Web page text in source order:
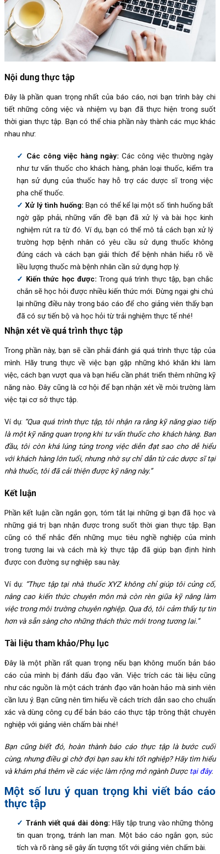
Nội dung thực tập
Đây là phần quan trọng nhất của báo cáo, nơi bạn trình bày chi
tiết những công việc và nhiệm vụ bạn đã thực hiện trong suốt
thời gian thực tập. Bạn có thể chia phần này thành các mục khác
nhau như:
Các công việc hàng ngày: Các công việc thường ngày
như tư vấn thuốc cho khách hàng, phân loại thuốc, kiểm tra
hạn sử dụng của thuốc hay hỗ trợ các dược sĩ trong việc
pha chế thuốc.
Xử lý tình huống: Bạn có thể kể lại một số tình huống bất
ngờ gặp phải, những vấn đề bạn đã xử lý và bài học kinh
nghiệm rút ra từ đó. Ví dụ, bạn có thể mô tả cách bạn xử lý
trường hợp bệnh nhân có yêu cầu sử dụng thuốc không
đúng cách và cách bạn giải thích để bệnh nhân hiểu rõ về
liều lượng thuốc mà bệnh nhân cần sử dụng hợp lý.
Kiến thức học được: Trong quá trình thực tập, bạn chắc
chắn sẽ học hỏi được nhiều kiến thức mới. Đừng ngại ghi chú
lại những điều này trong báo cáo để cho giảng viên thấy bạn
đã có sự tiến bộ và học hỏi từ trải nghiệm thực tế nhé!
Nhận xét về quá trình thực tập
Trong phần này, bạn sẽ cần phải đánh giá quá trình thực tập của
mình. Hãy trung thực về việc bạn gặp những khó khăn khi làm
việc, cách bạn vượt qua và bạn hiểu cần phát triển thêm những kỹ
năng nào. Đây cũng là cơ hội để bạn nhận xét về môi trường làm
việc tại cơ sở thực tập.
Ví dụ: “Qua quá trình thực tập, tôi nhận ra rằng kỹ năng giao tiếp
là một kỹ năng quan trọng khi tư vấn thuốc cho khách hàng. Ban
đầu, tôi còn khá lúng túng trong việc diễn đạt sao cho dễ hiểu
với khách hàng lớn tuổi, nhưng nhờ sự chỉ dẫn từ các dược sĩ tại
nhà thuốc, tôi đã cải thiện được kỹ năng này.”
Kết luận
Phần kết luận cần ngắn gọn, tóm tắt lại những gì bạn đã học và
những giá trị bạn nhận được trong suốt thời gian thực tập. Bạn
cũng có thể nhắc đến những mục tiêu nghề nghiệp của mình
trong tương lai và cách mà kỳ thực tập đã giúp bạn định hình
được con đường sự nghiệp sau này.
Ví dụ: “Thực tập tại nhà thuốc XYZ không chỉ giúp tôi củng cố,
nâng cao kiến thức chuyên môn mà còn rèn giũa kỹ năng làm
việc trong môi trường chuyên nghiệp. Qua đó, tôi cảm thấy tự tin
hơn và sẵn sàng cho những thách thức mới trong tương lai.”
Tài liệu tham khảo/Phụ lục
Đây là một phần rất quan trọng nếu bạn không muốn bản báo
cáo của mình bị đánh dấu đạo văn. Việc trích các tài liệu cũng
như các nguồn là một cách tránh đạo văn hoàn hảo mà sinh viên
cần lưu ý. Bạn cũng nên tìm hiểu về cách trích dẫn sao cho chuẩn
xác và dùng công cụ để bản báo cáo thực tập trông thật chuyên
nghiệp với giảng viên chấm bài nhé!
Bạn cũng biết đó, hoàn thành báo cáo thực tập là bước cuối
cùng, nhưng điều gì chờ đợi bạn sau khi tốt nghiệp? Hãy tìm hiểu
và khám phá thêm về các việc làm rộng mở ngành Dược tại đây.
Một số lưu ý quan trọng khi viết báo cáo
thực tập
Tránh viết quá dài dòng: Hãy tập trung vào những thông
tin quan trọng, tránh lan man. Một báo cáo ngắn gọn, súc
tích và rõ ràng sẽ gây ấn tượng tốt với giảng viên chấm bài.